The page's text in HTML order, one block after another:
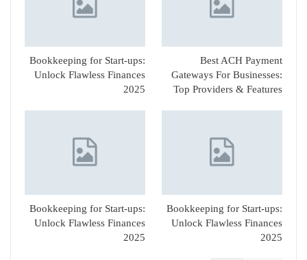
Best ACH Payment
Gateways For Businesses:
Top Providers & Features
Bookkeeping for Start-ups:
Unlock Flawless Finances
2025
Bookkeeping for Start-ups:
Unlock Flawless Finances
2025
Bookkeeping for Start-ups:
Unlock Flawless Finances
2025